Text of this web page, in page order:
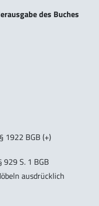
des Buches
1922 BGB (+)
929 S. 1 BGB
ausdrücklich